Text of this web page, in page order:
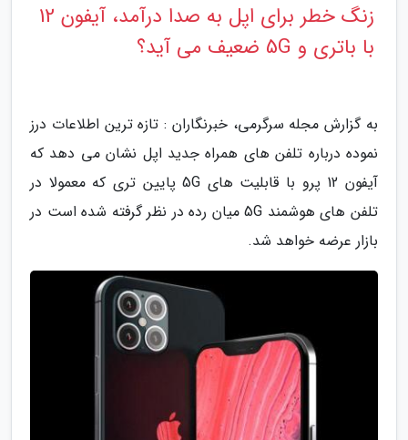
زنگ خطر برای اپل به صدا درآمد، آیفون 12
با باتری و 5G ضعیف می آید؟
به گزارش مجله سرگرمی، خبرنگاران : تازه ترین اطلاعات درز
نموده درباره تلفن های همراه جدید اپل نشان می دهد که
آیفون 12 پرو با قابلیت های 5G پایین تری که معمولا در
تلفن های هوشمند 5G میان رده در نظر گرفته شده است در
بازار عرضه خواهد شد.